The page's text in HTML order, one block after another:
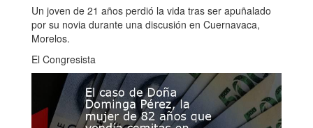
Un joven de 21 años perdió la vida tras ser apuñalado
por su novia durante una discusión en Cuernavaca,
Morelos.
El Congresista